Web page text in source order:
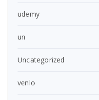
udemy
un
Uncategorized
venlo